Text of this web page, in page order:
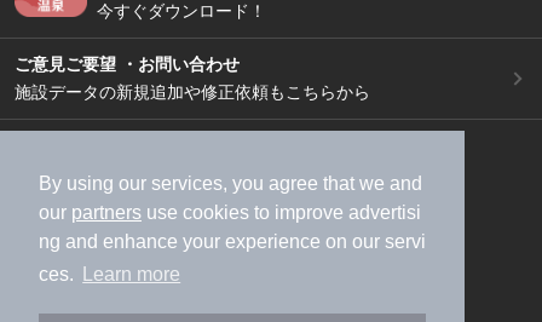
By using our services, you agree that we and
our partners use cookies to improve advertisi
ng and enhance your experience on our servi
ces.
Learn more
今すぐダウンロード！
ご意見ご要望 ・お問い合わせ
施設データの新規追加や修正依頼もこちらから
加盟店募集（資料請求）
広告出稿のご案内
利用規約
ライフスタイルMEMBERS+規約
特定商取引法に基づく表記
ヘルプ
採用情報
運営会社